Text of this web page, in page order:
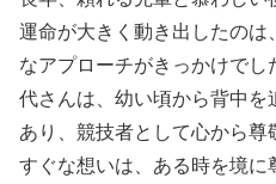
運命が大きく動き出したの
なアプローチがきっかけで
代さんは、幼い頃から背中
あり、競技者として心から
すぐな想いは、ある時を境